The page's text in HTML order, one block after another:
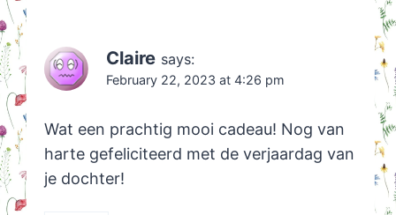
Claire says:
February 22, 2023 at 4:26 pm
Wat een prachtig mooi cadeau! Nog van
harte gefeliciteerd met de verjaardag van
je dochter!